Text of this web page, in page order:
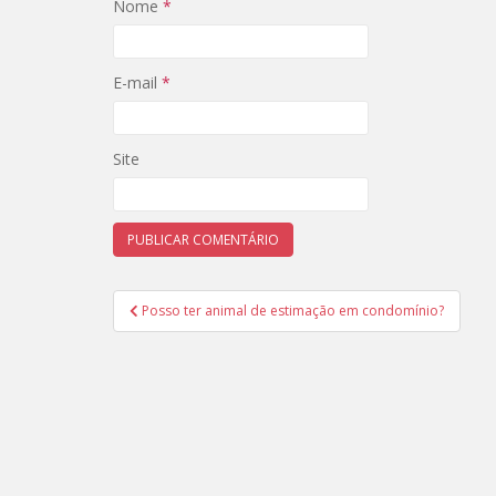
Nome *
E-mail *
Site
Navegação
de
Posso ter animal de estimação em condomínio?